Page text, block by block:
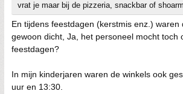
vrat je maar bij de pizzeria, snackbar of
En tijdens feestdagen (kerstmis enz.) waren
gewoon dicht, Ja, het personeel mocht toch
feestdagen?
In mijn kinderjaren waren de winkels ook
uur en 13:30.